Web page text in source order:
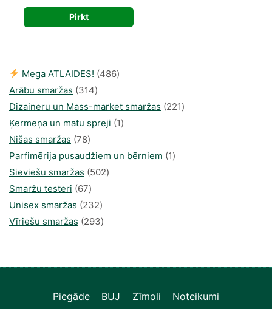
price
was:
price
is:
Pirkt
Mega ATLAIDES! 486486
Arābu smaržas 314314
produkti
Dizaineru un Mass-market smaržas 221221
Ķermeņa un matu spreji 11
Nišas smaržas 7878
produkts
Parfimērija pusaudžiem un bērniem 11
Sieviešu smaržas 502502
Smaržu testeri 6767
produkts
Unisex smaržas 232232
produkts
Vīriešu smaržas 293293
Piegāde BUJ Zīmoli Noteikumi